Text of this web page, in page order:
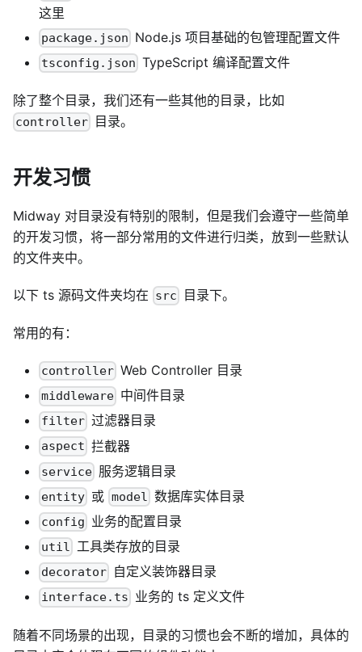
这里
package.json Node.js 项目基础的包管理配置文件
tsconfig.json TypeScript 编译配置文件
除了整个目录，我们还有一些其他的目录，比如
controller 目录。
开发习惯
Midway 对目录没有特别的限制，但是我们会遵守一些简单
的开发习惯，将一部分常用的文件进行归类，放到一些默认
的文件夹中。
以下 ts 源码文件夹均在 src 目录下。
常用的有：
controller Web Controller 目录
middleware 中间件目录
filter 过滤器目录
aspect 拦截器
service 服务逻辑目录
entity 或 model 数据库实体目录
config 业务的配置目录
util 工具类存放的目录
decorator 自定义装饰器目录
interface.ts 业务的 ts 定义文件
随着不同场景的出现，目录的习惯也会不断的增加，具体的